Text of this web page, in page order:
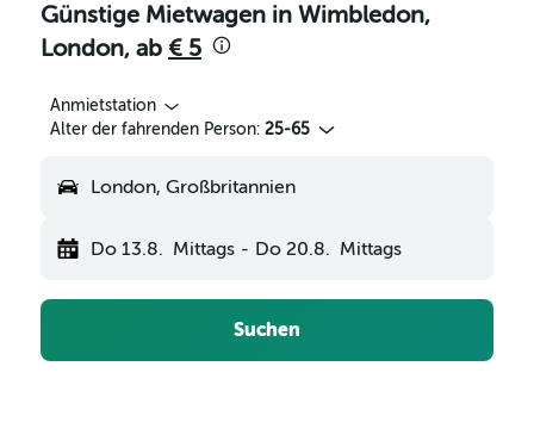
Günstige Mietwagen in Wimbledon,
London, ab € 5
Anmietstation
Alter der fahrenden Person: 25-65
London, Großbritannien
Do 13.8. Mittags - Do 20.8. Mittags
Suchen